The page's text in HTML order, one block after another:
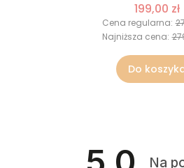
199,00 zł
Cena regularna:
Najniższa cena:
Do
Na